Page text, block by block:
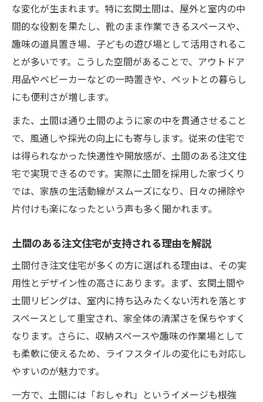
土間空間を活かす注文住宅の収納と動線計
画
土間のある家で後悔しない間取りポイント
注文住宅の土間で日常が快適になる設計術
注文住宅で後悔しない土間リビングの工夫
工夫
注文住宅の土間リビングで後悔しない秘訣
土間リビング導入前に知りたい注意点まと
め
注文住宅で土間リビングを快適に使う方法
夫
家族の動線に配慮した土間スペース活用法
注文住宅で叶える家族に優しい土間動線設
計
土間スペースが家族の暮らしを快適にする
理由
注文住宅の土間で家事動線を効率化する方
法
子育て世帯に最適な土間活用アイデア集
な変化が生まれます。特に玄関土間は、屋外と室内の中
間的な役割を果たし、靴のまま作業できるスペースや、
趣味の道具置き場、子どもの遊び場として活用されるこ
とが多いです。こうした空間があることで、アウトドア
用品やベビーカーなどの一時置きや、ペットとの暮らし
にも便利さが増します。
また、土間は通り土間のように家の中を貫通させること
で、風通しや採光の向上にも寄与します。従来の住宅で
は得られなかった快適性や開放感が、土間のある注文住
宅で実現できるのです。実際に土間を採用した家づくり
では、家族の生活動線がスムーズになり、日々の掃除や
片付けも楽になったという声も多く聞かれます。
土間のある注文住宅が支持される理由を解説
土間付き注文住宅が多くの方に選ばれる理由は、その実
用性とデザイン性の高さにあります。まず、玄関土間や
土間リビングは、室内に持ち込みたくない汚れを落とす
スペースとして重宝され、家全体の清潔さを保ちやすく
なります。さらに、収納スペースや趣味の作業場として
も柔軟に使えるため、ライフスタイルの変化にも対応し
やすいのが魅力です。
一方で、土間には「おしゃれ」というイメージも根強